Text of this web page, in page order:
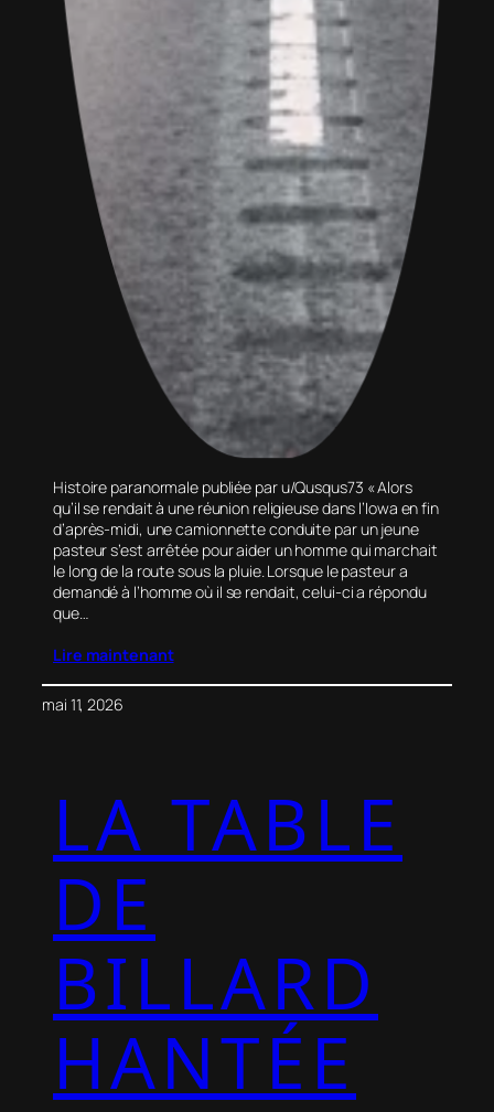
Histoire paranormale publiée par u/Qusqus73 « Alors
qu’il se rendait à une réunion religieuse dans l’Iowa en fin
d’après-midi, une camionnette conduite par un jeune
pasteur s’est arrêtée pour aider un homme qui marchait
le long de la route sous la pluie. Lorsque le pasteur a
demandé à l’homme où il se rendait, celui-ci a répondu
que…
Lire maintenant
mai 11, 2026
LA TABLE
DE
BILLARD
HANTÉE